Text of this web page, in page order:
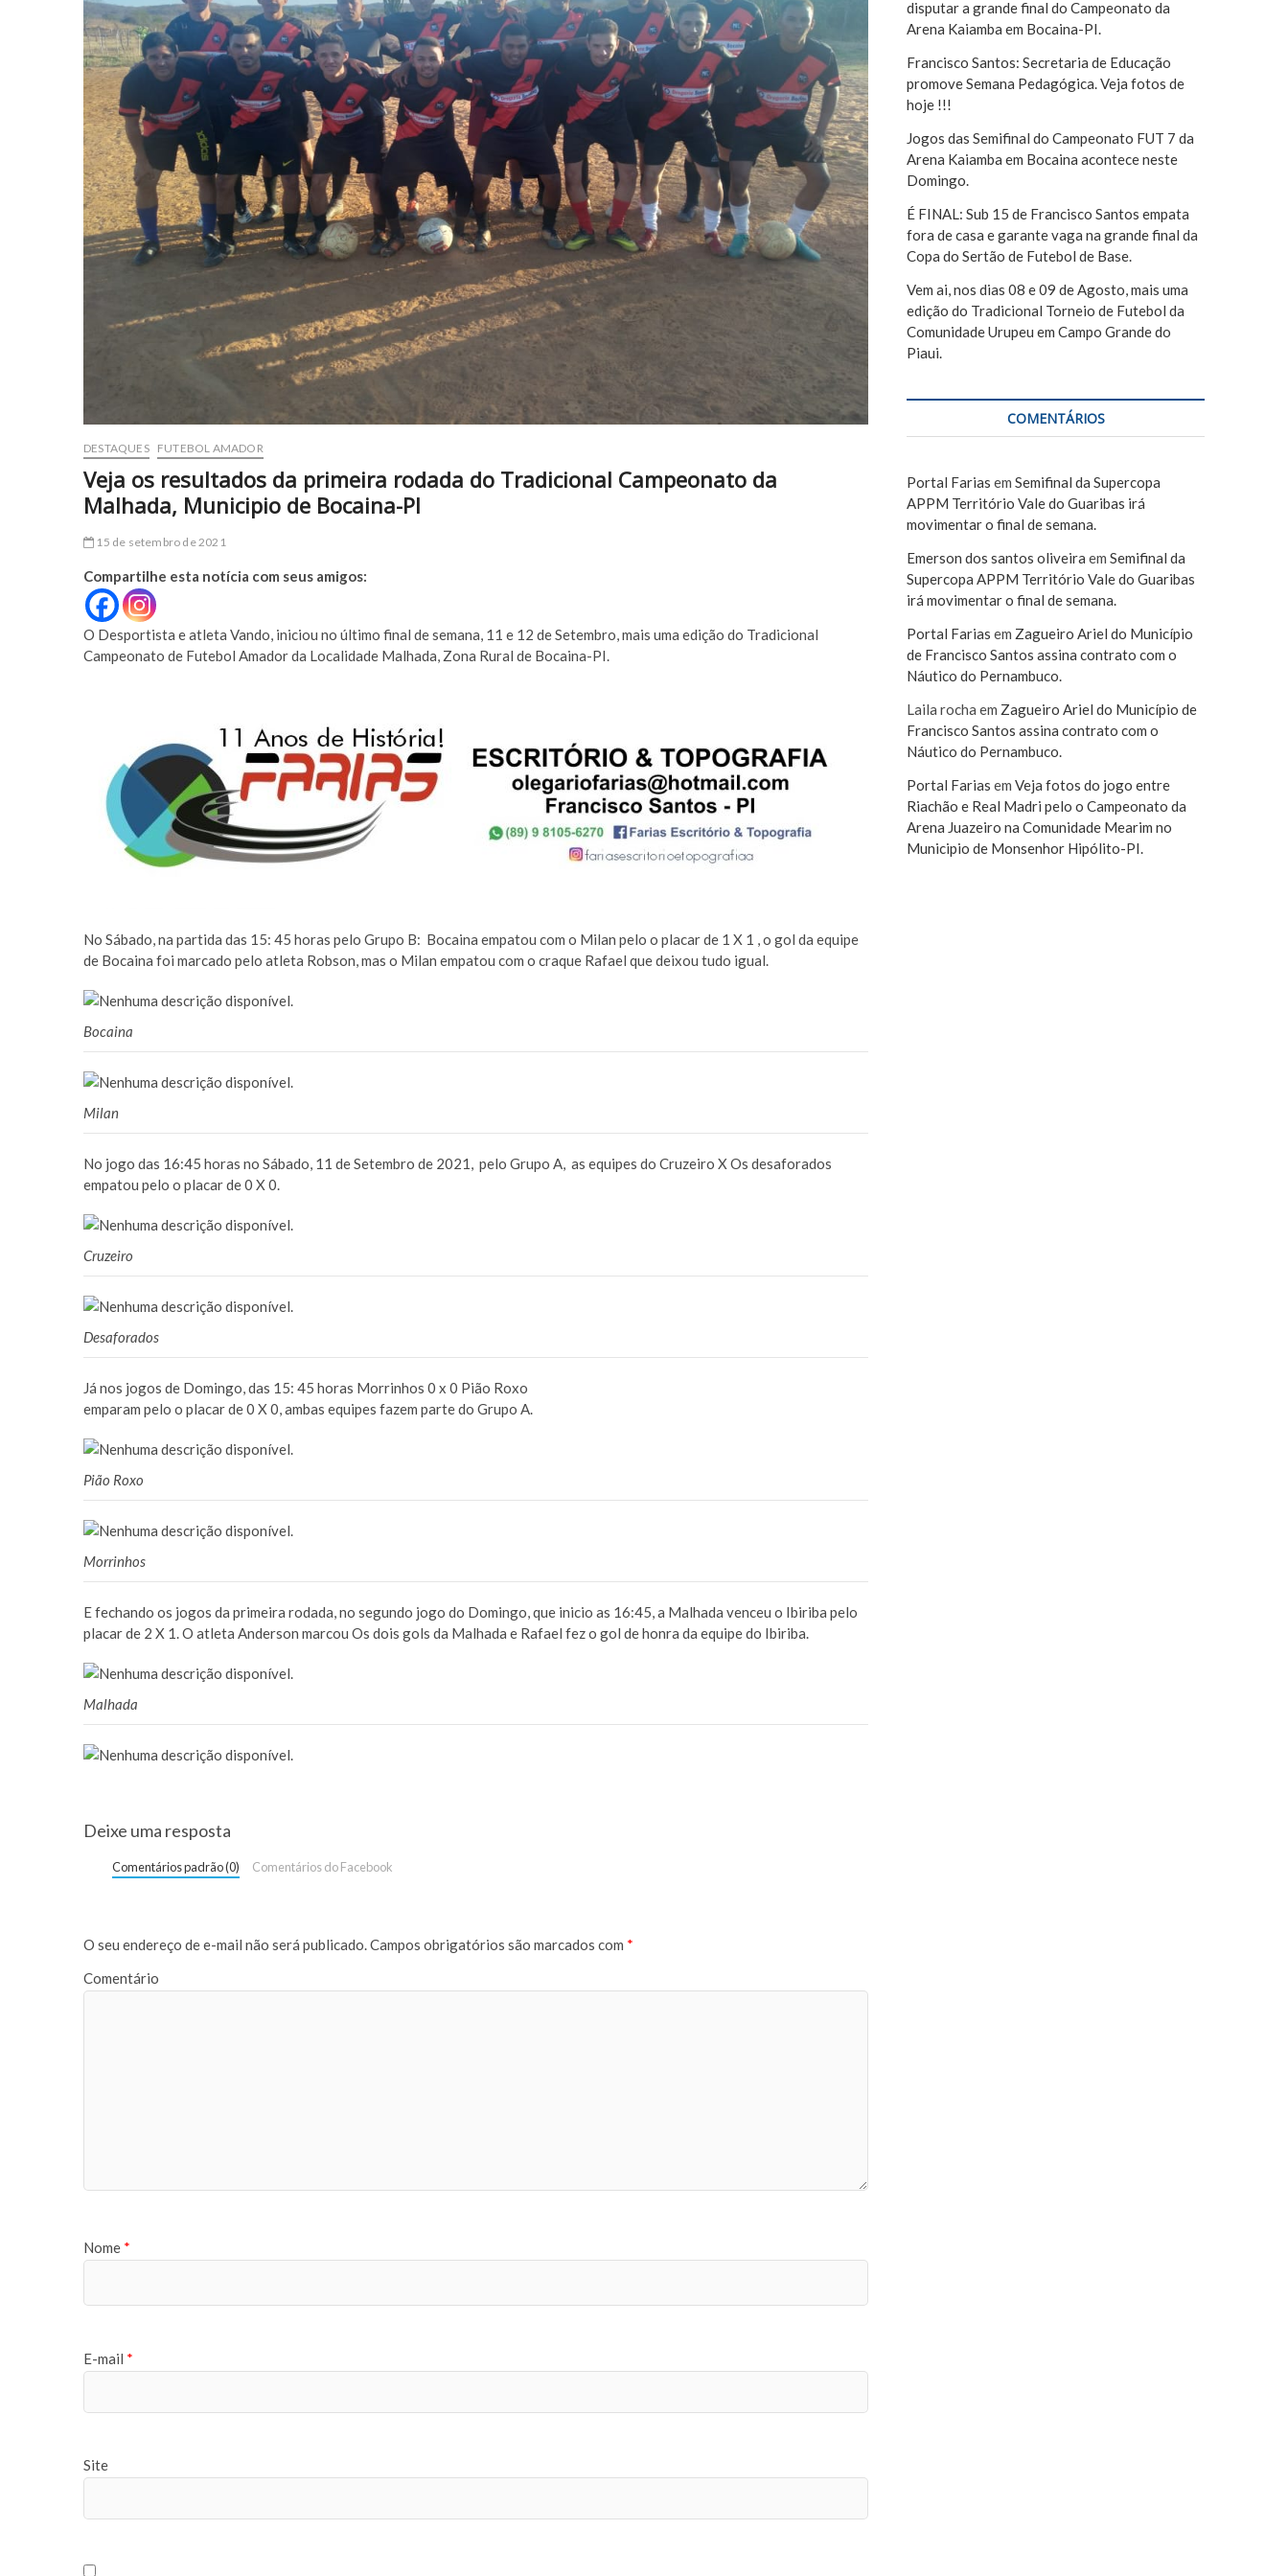
DESTAQUES FUTEBOL AMADOR
Veja os resultados da primeira rodada do Tradicional Campeonato da
Malhada, Municipio de Bocaina-PI
15 de setembro de 2021
Compartilhe esta notícia com seus amigos:
O Desportista e atleta Vando, iniciou no último final de semana, 11 e 12 de Setembro, mais uma edição do Tradicional
Campeonato de Futebol Amador da Localidade Malhada, Zona Rural de Bocaina-PI.
No Sábado, na partida das 15: 45 horas pelo Grupo B: Bocaina empatou com o Milan pelo o placar de 1 X 1 , o gol da equipe
de Bocaina foi marcado pelo atleta Robson, mas o Milan empatou com o craque Rafael que deixou tudo igual.
Bocaina
Milan
No jogo das 16:45 horas no Sábado, 11 de Setembro de 2021, pelo Grupo A, as equipes do Cruzeiro X Os desaforados
empatou pelo o placar de 0 X 0.
Cruzeiro
Desaforados
Já nos jogos de Domingo, das 15: 45 horas Morrinhos 0 x 0 Pião Roxo
emparam pelo o placar de 0 X 0, ambas equipes fazem parte do Grupo A.
Pião Roxo
Morrinhos
E fechando os jogos da primeira rodada, no segundo jogo do Domingo, que inicio as 16:45, a Malhada venceu o Ibiriba pelo
placar de 2 X 1. O atleta Anderson marcou Os dois gols da Malhada e Rafael fez o gol de honra da equipe do Ibiriba.
Malhada
Deixe uma resposta
Comentários padrão (0) Comentários do Facebook
O seu endereço de e-mail não será publicado. Campos obrigatórios são marcados com *
Comentário
Nome *
E-mail *
Site
r
disputar a grande final do Campeonato da
Arena Kaiamba em Bocaina-PI.
Francisco Santos: Secretaria de Educação
promove Semana Pedagógica. Veja fotos de
hoje !!!
Jogos das Semifinal do Campeonato FUT 7 da
Arena Kaiamba em Bocaina acontece neste
Domingo.
É FINAL: Sub 15 de Francisco Santos empata
fora de casa e garante vaga na grande final da
Copa do Sertão de Futebol de Base.
Vem ai, nos dias 08 e 09 de Agosto, mais uma
edição do Tradicional Torneio de Futebol da
Comunidade Urupeu em Campo Grande do
Piaui.
COMENTÁRIOS
Portal Farias em Semifinal da Supercopa
APPM Território Vale do Guaribas irá
movimentar o final de semana.
Emerson dos santos oliveira em Semifinal da
Supercopa APPM Território Vale do Guaribas
irá movimentar o final de semana.
Portal Farias em Zagueiro Ariel do Município
de Francisco Santos assina contrato com o
Náutico do Pernambuco.
Laila rocha em Zagueiro Ariel do Município de
Francisco Santos assina contrato com o
Náutico do Pernambuco.
Portal Farias em Veja fotos do jogo entre
Riachão e Real Madri pelo o Campeonato da
Arena Juazeiro na Comunidade Mearim no
Municipio de Monsenhor Hipólito-PI.